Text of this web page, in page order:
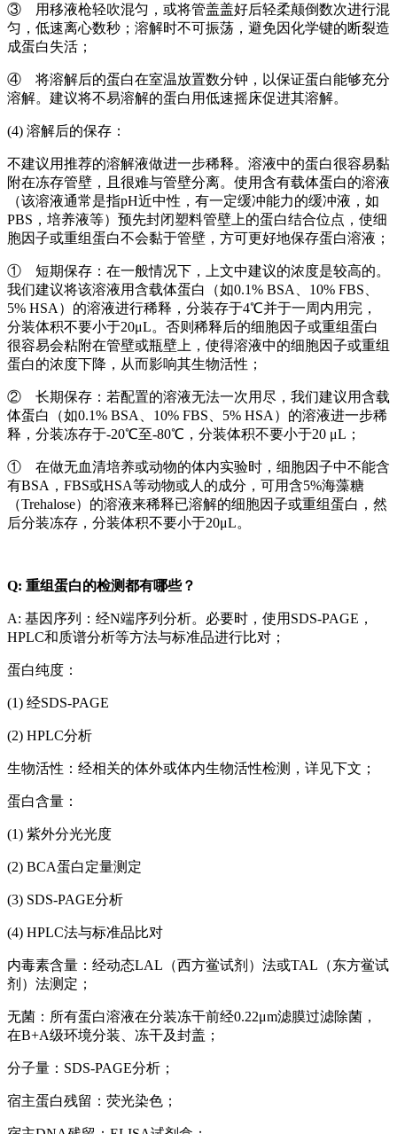
③ 用移液枪轻吹混匀，或将管盖盖好后轻柔颠倒数次进行混
匀，低速离心数秒；溶解时不可振荡，避免因化学键的断裂造
成蛋白失活；
④ 将溶解后的蛋白在室温放置数分钟，以保证蛋白能够充分
溶解。建议将不易溶解的蛋白用低速摇床促进其溶解。
(4) 溶解后的保存：
不建议用推荐的溶解液做进一步稀释。溶液中的蛋白很容易黏
附在冻存管壁，且很难与管壁分离。使用含有载体蛋白的溶液
（该溶液通常是指pH近中性，有一定缓冲能力的缓冲液，如
PBS，培养液等）预先封闭塑料管壁上的蛋白结合位点，使细
胞因子或重组蛋白不会黏于管壁，方可更好地保存蛋白溶液；
① 短期保存：在一般情况下，上文中建议的浓度是较高的。
我们建议将该溶液用含载体蛋白（如0.1% BSA、10% FBS、
5% HSA）的溶液进行稀释，分装存于4℃并于一周内用完，
分装体积不要小于20μL。否则稀释后的细胞因子或重组蛋白
很容易会粘附在管壁或瓶壁上，使得溶液中的细胞因子或重组
蛋白的浓度下降，从而影响其生物活性；
② 长期保存：若配置的溶液无法一次用尽，我们建议用含载
体蛋白（如0.1% BSA、10% FBS、5% HSA）的溶液进一步稀
释，分装冻存于-20℃至-80℃，分装体积不要小于20 μL；
① 在做无血清培养或动物的体内实验时，细胞因子中不能含
有BSA，FBS或HSA等动物或人的成分，可用含5%海藻糖
（Trehalose）的溶液来稀释已溶解的细胞因子或重组蛋白，然
后分装冻存，分装体积不要小于20μL。
Q: 重组蛋白的检测都有哪些？
A: 基因序列：经N端序列分析。必要时，使用SDS-PAGE，
HPLC和质谱分析等方法与标准品进行比对；
蛋白纯度：
(1) 经SDS-PAGE
(2) HPLC分析
生物活性：经相关的体外或体内生物活性检测，详见下文；
蛋白含量：
(1) 紫外分光光度
(2) BCA蛋白定量测定
(3) SDS-PAGE分析
(4) HPLC法与标准品比对
内毒素含量：经动态LAL（西方鲎试剂）法或TAL（东方鲎试
剂）法测定；
无菌：所有蛋白溶液在分装冻干前经0.22μm滤膜过滤除菌，
在B+A级环境分装、冻干及封盖；
分子量：SDS-PAGE分析；
宿主蛋白残留：荧光染色；